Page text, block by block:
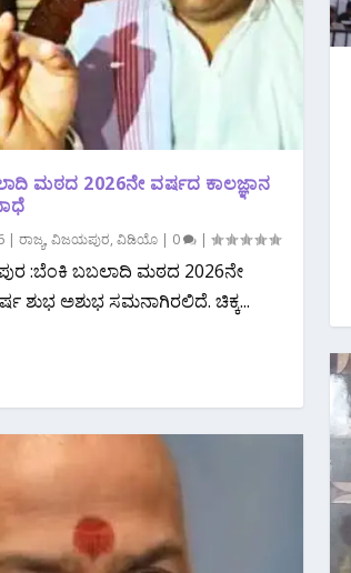
ಮಠದ 2026ನೇ ವರ್ಷದ ಕಾಲಜ್ಞಾನ
|ರಾಜ್ಯ,ವಿಜಯಪುರ,ವಿಡಿಯೊ | 0 |
:ಬೆಂಕಿ ಬಬಲಾದಿ ಮಠದ 2026ನೇ
ಶುಭ ಅಶುಭ ಸಮನಾಗಿರಲಿದೆ. ಚಿಕ್ಕ...